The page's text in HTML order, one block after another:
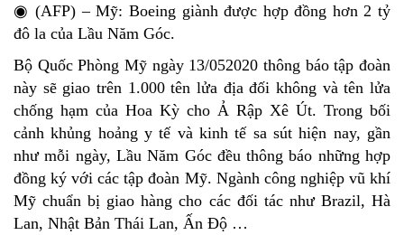
◉ (AFP) – Mỹ: Boeing giành được hợp đồng hơn 2 tỷ
đô la của Lầu Năm Góc.
Bộ Quốc Phòng Mỹ ngày 13/052020 thông báo tập đoàn
này sẽ giao trên 1.000 tên lửa địa đối không và tên lửa
chống hạm của Hoa Kỳ cho Ả Rập Xê Út. Trong bối
cảnh khủng hoảng y tế và kinh tế sa sút hiện nay, gần
như mỗi ngày, Lầu Năm Góc đều thông báo những hợp
đồng ký với các tập đoàn Mỹ. Ngành công nghiệp vũ khí
Mỹ chuẩn bị giao hàng cho các đối tác như Brazil, Hà
Lan, Nhật Bản Thái Lan, Ấn Độ …